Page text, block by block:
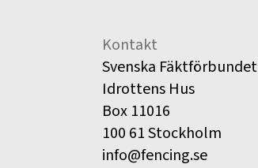
Kontakt
Svenska Fäktförbundet
Idrottens Hus
Box 11016
100 61 Stockholm
info@fencing.se